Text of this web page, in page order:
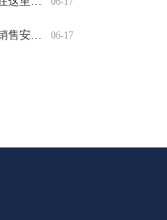
06-17